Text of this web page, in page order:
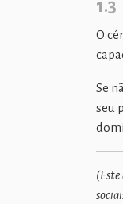
1.3
O
Se
seu